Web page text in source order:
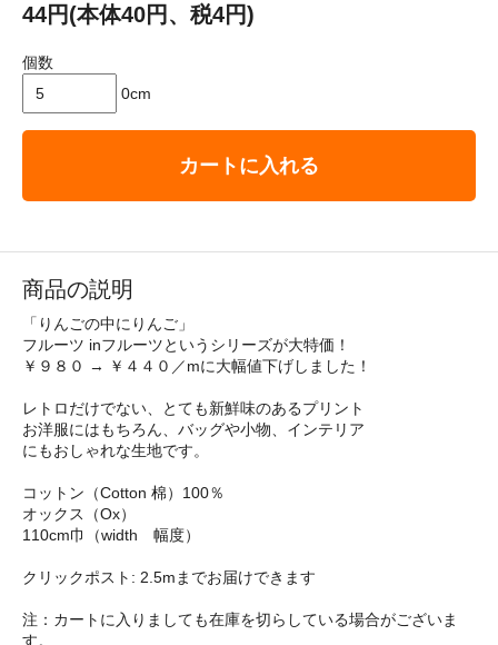
44円(本体40円、税4円)
個数
0cm
カートに入れる
商品の説明
「りんごの中にりんご」
フルーツ inフルーツというシリーズが大特価！
￥９８０ → ￥４４０／mに大幅値下げしました！
レトロだけでない、とても新鮮味のあるプリント
お洋服にはもちろん、バッグや小物、インテリア
にもおしゃれな生地です。
コットン（Cotton 棉）100％
オックス（Ox）
110cm巾（width 幅度）
クリックポスト: 2.5mまでお届けできます
注：カートに入りましても在庫を切らしている場合がございま
す。